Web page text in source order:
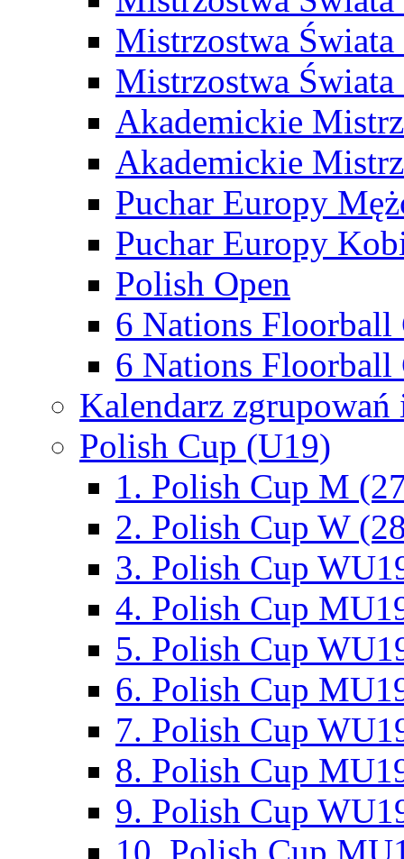
Mistrzostwa
Mistrzostwa
Akademickie
Akademickie
Puchar Europy
Puchar Europy
Polish Open
6 Nations Floorball
6 Nations Floorball
Kalendarz
Polish Cup (U19)
1. Polish Cup M
2. Polish Cup W
3. Polish Cup
4. Polish Cup
5. Polish Cup
6. Polish Cup
7. Polish Cup
8. Polish Cup
9. Polish Cup
10. Polish Cup